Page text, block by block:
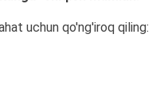
uchun qo'ng'iroq qiling: